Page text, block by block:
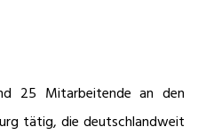
25 Mitarbeitende an den
tätig, die deutschlandweit